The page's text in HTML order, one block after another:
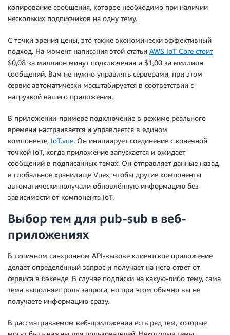
копирование сообщения, которое необходимо при наличии
нескольких подписчиков на одну тему.
С точки зрения цены, это также экономически эффективный
подход. На момент написания этой статьи AWS IoT Core стоит
$0,08 за миллион минут подключения и $1,00 за миллион
сообщений. Вам не нужно управлять серверами, при этом
сервис автоматически масштабируется в соответствии с
нагрузкой вашего приложения.
В приложении-примере подключение в режиме реального
времени настраивается и управляется в едином
компоненте, IoT.vue. Он инициирует соединение с конечной
точкой IoT, когда приложение запускается и ожидает
сообщений в подписанных темах. Он отправляет данные назад
в глобальное хранилище Vuex, чтобы другие компоненты
автоматически получали обновлённую информацию без
зависимости от компонента IoT.
Выбор тем для pub-sub в веб-
приложениях
В типичном синхронном API-вызове клиентское приложение
делает определённый запрос и получает на него ответ от
сервиса в бэкенде. В случае подписки на какую-либо тему, сама
тема выполняет роль запроса, но при этом обычно вы не
получаете информацию сразу.
В рассматриваемом веб-приложении есть ряд тем, которые